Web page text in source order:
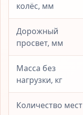
колёс, мм
Дорожный
просвет, мм
Масса без
нагрузки, кг
Количество мест